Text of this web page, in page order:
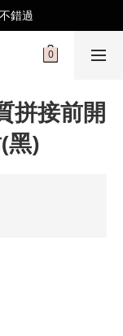
錯過
拼接前開
黑)